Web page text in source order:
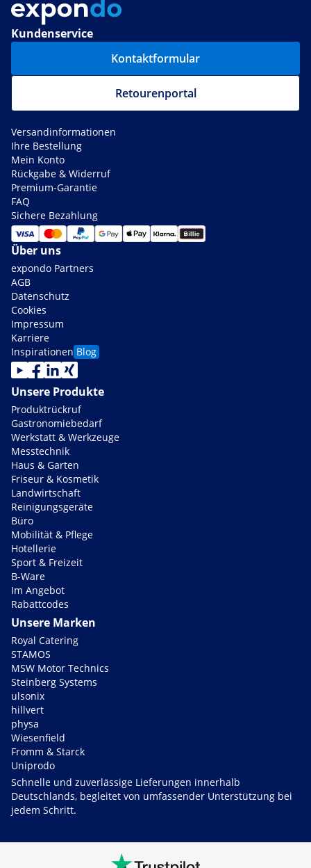
Kundenservice
Kontaktformular
Retourenportal
Versandinformationen
Ihre Bestellung
Mein Konto
Rückgabe & Widerruf
Premium-Garantie
FAQ
Sichere Bezahlung
Über uns
expondo Partners
AGB
Datenschutz
Cookies
Impressum
Karriere
Inspirationen Blog
Unsere Produkte
Produktrückruf
Gastronomiebedarf
Werkstatt & Werkzeuge
Messtechnik
Haus & Garten
Friseur & Kosmetik
Landwirtschaft
Reinigungsgeräte
Büro
Mobilität & Pflege
Hotellerie
Sport & Freizeit
B-Ware
Im Angebot
Rabattcodes
Unsere Marken
Royal Catering
STAMOS
MSW Motor Technics
Steinberg Systems
ulsonix
hillvert
physa
Wiesenfield
Fromm & Starck
Uniprodo
Schnelle und zuverlässige Lieferungen innerhalb
Deutschlands, begleitet von umfassender Unterstützung bei
jedem Schritt.